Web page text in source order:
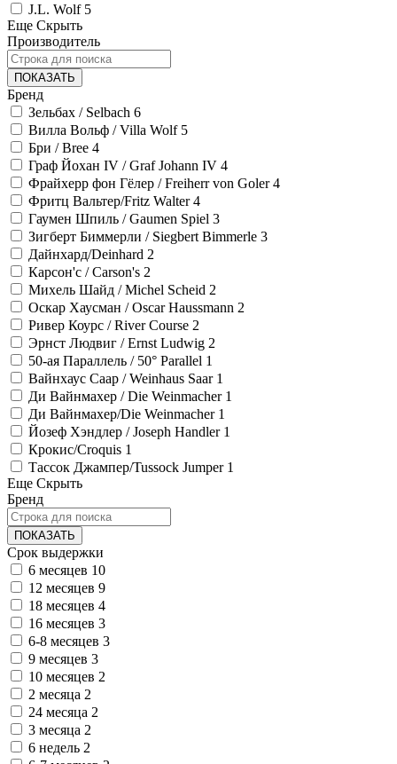
J.L. Wolf 5
Еще Скрыть
Производитель
ПОКАЗАТЬ
Бренд
Зельбах / Selbach 6
Вилла Вольф / Villa Wolf 5
Бри / Bree 4
Граф Йохан IV / Graf Johann IV 4
Фрайхерр фон Гёлер / Freiherr von Goler 4
Фритц Вальтер/Fritz Walter 4
Гаумен Шпиль / Gaumen Spiel 3
Зигберт Биммерли / Siegbert Bimmerle 3
Дайнхард/Deinhard 2
Карсон'с / Carson's 2
Михель Шайд / Michel Scheid 2
Оскар Хаусман / Oscar Haussmann 2
Ривер Коурс / River Course 2
Эрнст Людвиг / Ernst Ludwig 2
50-ая Параллель / 50° Parallel 1
Вайнхаус Саар / Weinhaus Saar 1
Ди Вайнмахер / Die Weinmacher 1
Ди Вайнмахер/Die Weinmacher 1
Йозеф Хэндлер / Joseph Handler 1
Крокиc/Croquis 1
Тассок Джампер/Tussock Jumper 1
Еще Скрыть
Бренд
ПОКАЗАТЬ
Срок выдержки
6 месяцев 10
12 месяцев 9
18 месяцев 4
16 месяцев 3
6-8 месяцев 3
9 месяцев 3
10 месяцев 2
2 месяца 2
24 месяца 2
3 месяца 2
6 недель 2